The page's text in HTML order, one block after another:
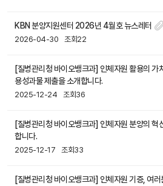
KBN 분양지원센터 2026년 4월호 뉴스레터
2026-04-30 조회22
[질병관리청 바이오뱅크과] 인체자원 활용의 가
용성과물 제출을 소개합니다.
2025-12-24 조회36
[질병관리청 바이오뱅크과] 인체자원 분양의 혁
합니다.
2025-12-17 조회33
[질병관리청 바이오뱅크과] 인체자원 기증, 여